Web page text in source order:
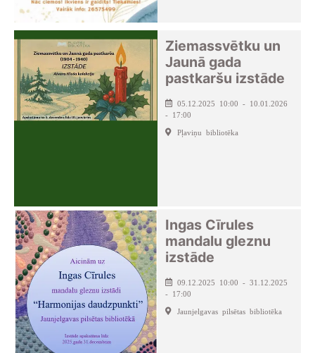
Ziemassvētku un
Jaunā gada
pastkaršu izstāde
05.12.2025 10:00 - 10.01.2026
- 17:00
Pļaviņu bibliotēka
Ingas Cīrules
mandalu gleznu
izstāde
09.12.2025 10:00 - 31.12.2025
- 17:00
Jaunjelgavas pilsētas bibliotēka